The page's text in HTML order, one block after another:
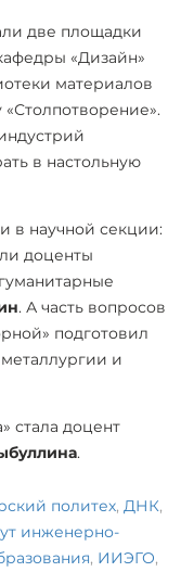
две площадки
«Дизайн»
материалов
в настольную
в научной секции:
доценты
. А часть вопросов
подготовил
и
стала доцент
.
политех, ДНК,
инженерно-
, ИИЭГО,